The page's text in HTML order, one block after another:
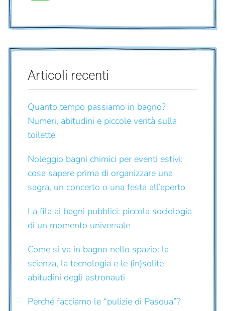
Articoli recenti
Quanto tempo passiamo in bagno?
Numeri, abitudini e piccole verità sulla
toilette
Noleggio bagni chimici per eventi estivi:
cosa sapere prima di organizzare una
sagra, un concerto o una festa all’aperto
La fila ai bagni pubblici: piccola sociologia
di un momento universale
Come si va in bagno nello spazio: la
scienza, la tecnologia e le (in)solite
abitudini degli astronauti
Perché facciamo le “pulizie di Pasqua”?